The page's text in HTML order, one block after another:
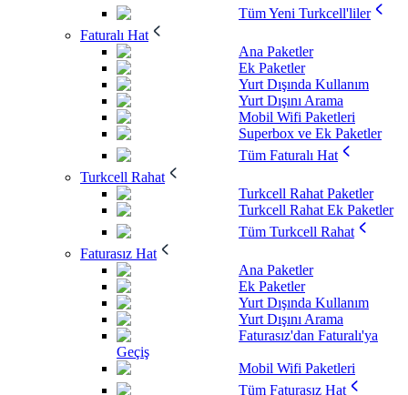
Tüm Yeni Turkcell'liler
Faturalı Hat
Ana Paketler
Ek Paketler
Yurt Dışında Kullanım
Yurt Dışını Arama
Mobil Wifi Paketleri
Superbox ve Ek Paketler
Tüm Faturalı Hat
Turkcell Rahat
Turkcell Rahat Paketler
Turkcell Rahat Ek Paketler
Tüm Turkcell Rahat
Faturasız Hat
Ana Paketler
Ek Paketler
Yurt Dışında Kullanım
Yurt Dışını Arama
Faturasız'dan Faturalı'ya
Geçiş
Mobil Wifi Paketleri
Tüm Faturasız Hat